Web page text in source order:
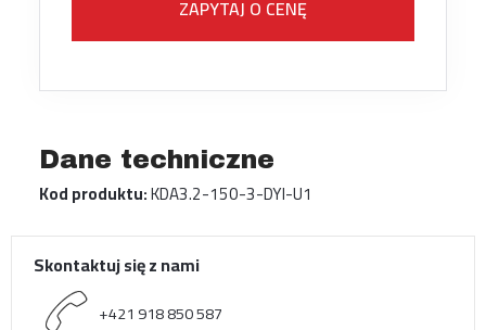
ZAPYTAJ O CENĘ
Dane techniczne
Kod produktu:KDA3.2-150-3-DYI-U1
Skontaktuj się z nami
+421 918 850 587